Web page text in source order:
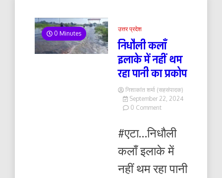
0 Minutes
उत्तर प्रदेश
निधौली कलाँ
इलाके में नहीं थम
रहा पानी का प्रकोप
निशाकांत शर्मा (सहसंपादक)
September 22, 2024
0 Commenton
कलाँ
इलाके
नहीं
रहा
#एटा…निधौली
कलाँ इलाके में
नहीं थम रहा पानी